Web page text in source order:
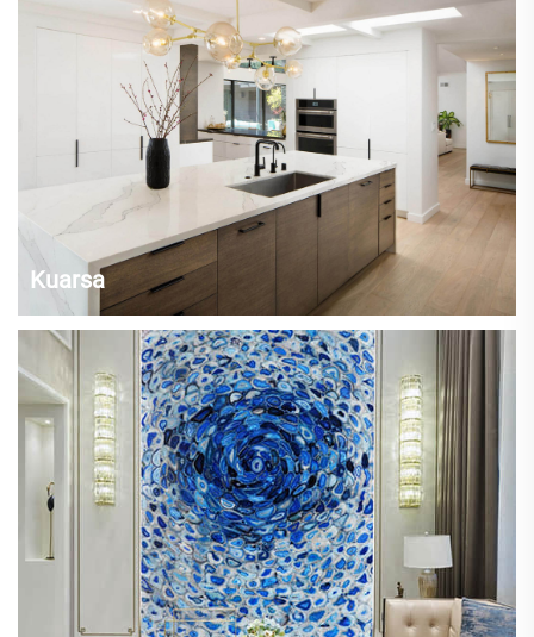
Kuarsa
menyesuaikan dengan lingkungan dan preferensi estetika Anda.
Warna putih bersih dari meja Arctic Zeus Extreme akan melengkapi
setiap konsep dekorasi dengan baik. Karena permukaannya halus,
membersihkannya...